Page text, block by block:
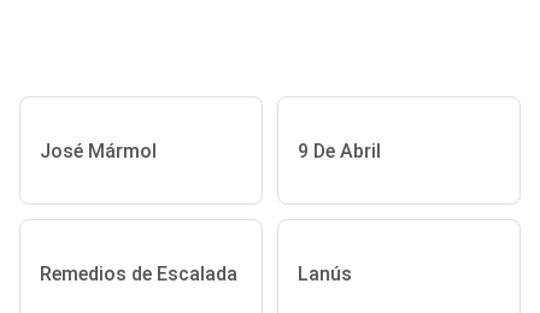
José Mármol 9 De Abril
Remedios de Escalada Lanús